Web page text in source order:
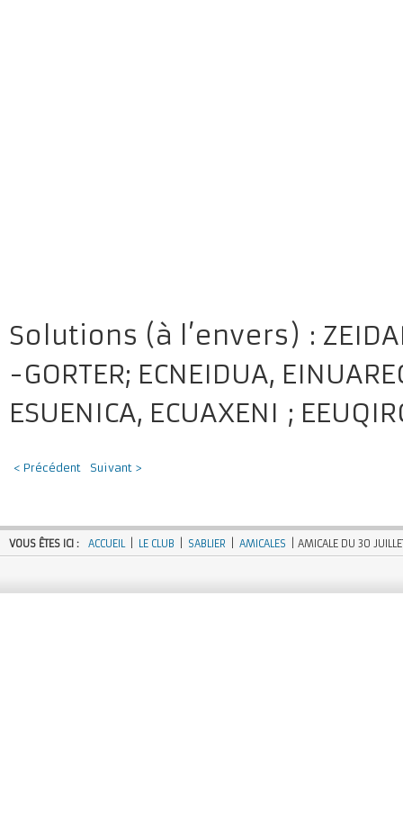
Solutions (à l’envers) :
-GORTER; ECNEIDUA,
ESUENICA, ECUAXENI ;
< Précédent Suivant >
VOUS ÊTES ICI : ACCUEIL LE CLUB SABLIER AMICALES | AMICALE DU 30